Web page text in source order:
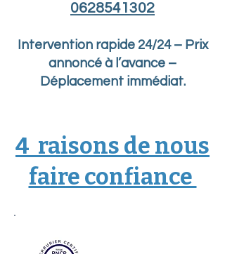
0628541302
Intervention rapide 24/24 – Prix
annoncé à l’avance –
Déplacement immédiat.
4 raisons de nous
faire confiance